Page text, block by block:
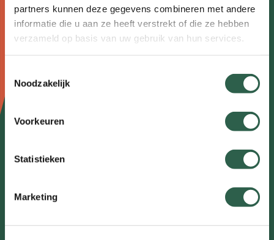
partners kunnen deze gegevens combineren met andere
informatie die u aan ze heeft verstrekt of die ze hebben
verzameld op basis van uw gebruik van hun services.
Noodzakelijk
Voorkeuren
Statistieken
Marketing
Doormat
navigatie
Over wandelen
Nieuws
Kennisplein
Over ons
Veel gestelde vragen
Partners